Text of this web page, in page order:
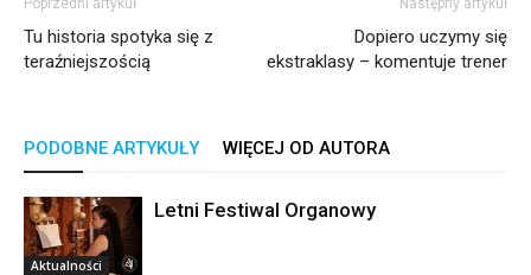
Poprzedni artykuł
Tu historia spotyka się z
teraźniejszością
Następny artykuł
Dopiero uczymy się
ekstraklasy – komentuje trener
PODOBNE ARTYKUŁY WIĘCEJ OD AUTORA
Aktualności
Letni Festiwal Organowy